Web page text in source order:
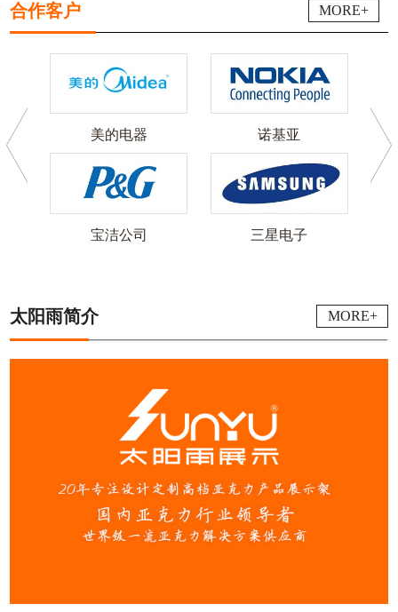
合作客户 MORE+
美的电器 诺基亚
宝洁公司 三星电子
可
MORE+
太阳雨简介